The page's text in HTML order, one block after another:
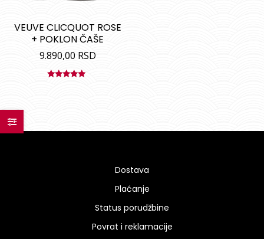
VEUVE CLICQUOT ROSE
+ POKLON ČAŠE
9.890,00 RSD
Dostava
Plaćanje
Status porudžbine
Povrat i reklamacije